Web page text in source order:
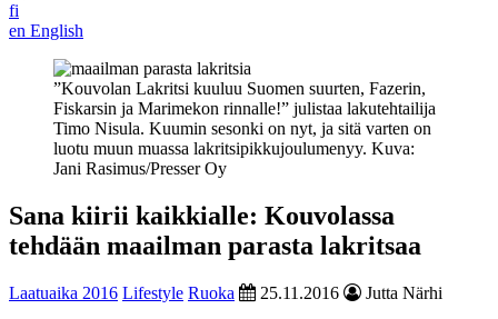
fi
en English
”Kouvolan Lakritsi kuuluu Suomen suurten, Fazerin,
Fiskarsin ja Marimekon rinnalle!” julistaa lakutehtailija
Timo Nisula. Kuumin sesonki on nyt, ja sitä varten on
luotu muun muassa lakritsipikkujoulumenyy. Kuva:
Jani Rasimus/Presser Oy
Sana kiirii kaikkialle: Kouvolassa
tehdään maailman parasta lakritsaa
Laatuaika 2016 Lifestyle Ruoka 25.11.2016
Jutta Närhi